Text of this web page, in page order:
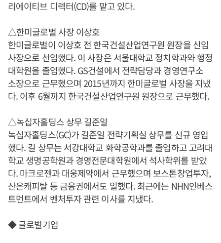
리에이티브 디렉터(CD)를 맡고 있다.
△한미글로벌 사장 이상호
한미글로벌이 이상호 전 한국건설산업연구원 원장을 신임
사장으로 선임했다. 이 사장은 서울대학교 정치학과와 행정
대학원을 졸업했다. GS건설에서 전략담당과 경영연구소
소장으로 근무했으며 2015년까지 한미글로벌 사장을 지냈
다. 이후 6월까지 한국건설산업연구원 원장으로 근무했다.
△녹십자홀딩스 상무 길준일
녹십자홀딩스(GC)가 길준일 전략기획실 상무를 신규 영입
했다. 길 상무는 서강대학교 화학공학과를 졸업하고 고려대
학교 생명공학원과 경영전문대학원에서 석사학위를 받았
다. 마크로젠과 대웅제약에서 근무했으며 보스톤창업투자,
산은캐피탈 등 금융권에서도 일했다. 최근에는 NHN인베스
트먼트에서 벤처투자 관련 이사를 지냈다.
◆ 글로벌기업